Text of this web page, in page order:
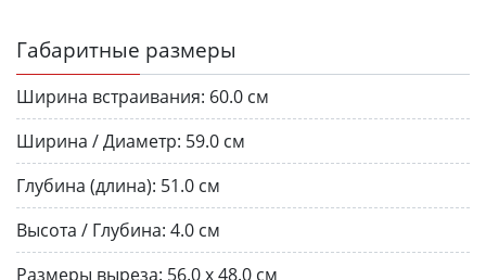
Габаритные размеры
Ширина встраивания: 60.0 см
Ширина / Диаметр: 59.0 см
Глубина (длина): 51.0 см
Высота / Глубина: 4.0 см
Размеры выреза: 56.0 х 48.0 см